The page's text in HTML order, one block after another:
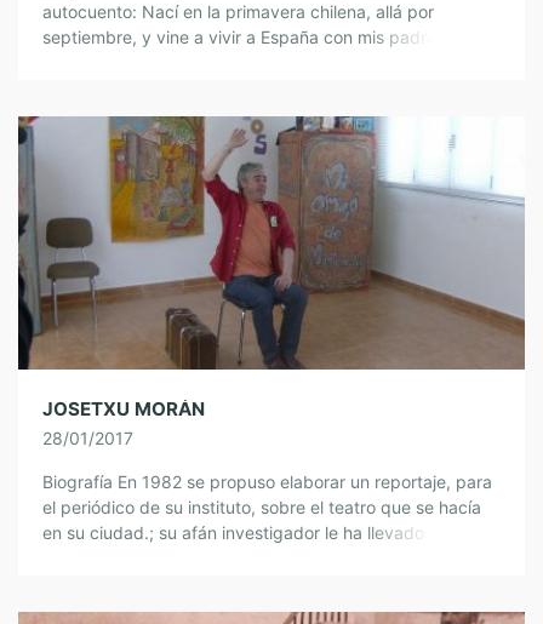
autocuento: Nací en la primavera chilena, allá por
septiembre, y vine a vivir a España con mis padres
JOSETXU MORÁN
28/01/2017
Biografía En 1982 se propuso elaborar un reportaje, para
el periódico de su instituto, sobre el teatro que se hacía
en su ciudad.; su afán investigador le ha llevado incluso